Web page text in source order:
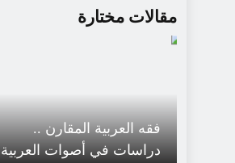
مقالات مختارة
فقه العربية المقارن ..
دراسات في أصوات العربية